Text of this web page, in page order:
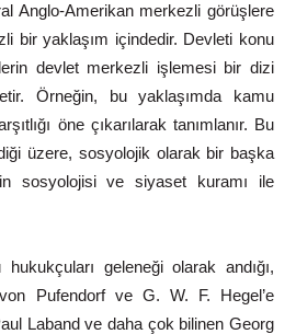
Anglo-Amerikan merkezli görüşlere
bir yaklaşım içindedir. Devleti konu
devlet merkezli işlemesi bir dizi
Örneğin, bu yaklaşımda kamu
öne çıkarılarak tanımlanır. Bu
üzere, sosyolojik olarak bir başka
sosyolojisi ve siyaset
kuramı ile
geleneği olarak andığı,
von Pufendorf ve G. W. F.
Hegel’e
Laband ve daha çok bilinen Georg